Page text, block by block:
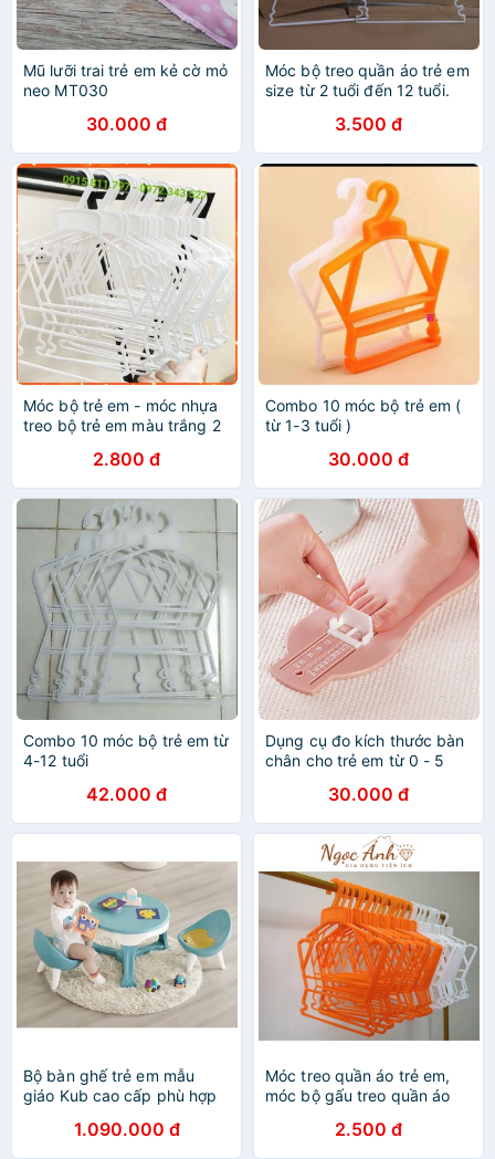
Mũ lưỡi trai trẻ em kẻ cờ mỏ
neo MT030
30.000 đ
Móc bộ treo quần áo trẻ em
size từ 2 tuổi đến 12 tuổi.
3.500 đ
Móc bộ trẻ em - móc nhựa
treo bộ trẻ em màu trắng 2
tuổi và 4-6 tuổi)
2.800 đ
Combo 10 móc bộ trẻ em (
từ 1-3 tuổi )
30.000 đ
Combo 10 móc bộ trẻ em từ
4-12 tuổi
42.000 đ
Dụng cụ đo kích thước bàn
chân cho trẻ em từ 0 - 5
30.000 đ
Bộ bàn ghế trẻ em mẫu
giáo Kub cao cấp phù hợp
1.090.000 đ
Móc treo quần áo trẻ em,
móc bộ gấu treo quần áo
2.500 đ